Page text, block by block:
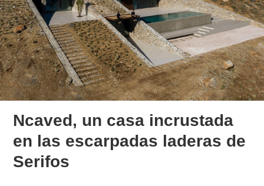
Ncaved, un casa incrustada
en las escarpadas laderas de
Serifos